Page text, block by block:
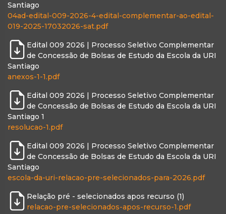
Santiago
04ad-edital-009-2026-4-edital-complementar-ao-edital-
019-2025-17032026-sat.pdf
Edital 009 2026 | Processo Seletivo Complementar
de Concessão de Bolsas de Estudo da Escola da URI
Santiago
anexos-1-1.pdf
Edital 009 2026 | Processo Seletivo Complementar
de Concessão de Bolsas de Estudo da Escola da URI
Santiago 1
resolucao-1.pdf
Edital 009 2026 | Processo Seletivo Complementar
de Concessão de Bolsas de Estudo da Escola da URI
Santiago
escola-da-uri-relacao-pre-selecionados-para-2026.pdf
Relação pré - selecionados apos recurso (1)
relacao-pre-selecionados-apos-recurso-1.pdf